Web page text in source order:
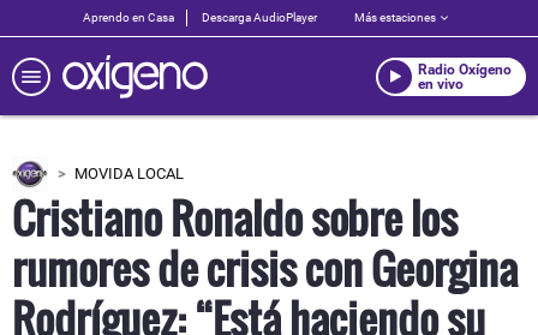
Aprendo en Casa Descarga AudioPlayer Más estaciones
Radio Oxígeno
en vivo
MOVIDA LOCAL
Cristiano Ronaldo sobre los
rumores de crisis con Georgina
Rodríguez: “Está haciendo su